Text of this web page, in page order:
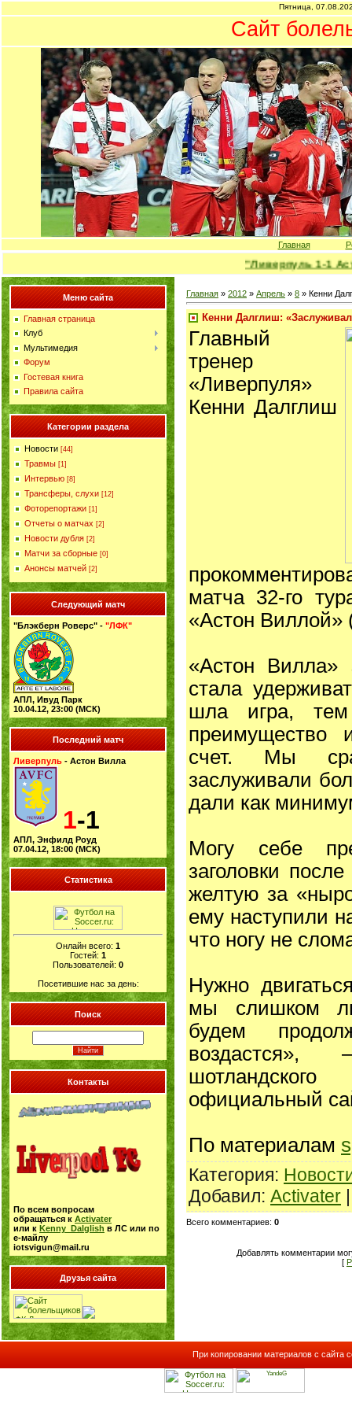
Пятница,
Сайт
Главная
"Ливерпуль 1-1
Меню сайта
Главная страница
Клуб
Мультимедия
Форум
Гостевая книга
Правила сайта
Категории раздела
Новости [44]
Травмы [1]
Интервью [8]
Трансферы, слухи [12]
Фоторепортажи [1]
Отчеты о матчах [2]
Новости дубля [2]
Матчи за сборные [0]
Анонсы матчей [2]
Следующий матч
"Блэкберн Роверс" - "ЛФК"
АПЛ, Ивуд Парк
10.04.12, 23:00 (МСК)
Последний матч
Ливерпуль - Астон Вилла
1-1
АПЛ, Энфилд Роуд
07.04.12, 18:00 (МСК)
Статистика
Онлайн всего: 1
Гостей: 1
Пользователей: 0
Посетившие нас за день:
Поиск
Контакты
По всем вопросам
обращаться к Activater
или к Kenny_Dalglish в ЛС или по
е-майлу
iotsvigun@mail.ru
Друзья сайта
Главная » 2012 » Апрель » 8 » Кенни
Кенни Далглиш:
Главный
тренер
«Ливерпуля»
Кенни Далглиш
матча 32-го
«Астон Виллой»
«Астон
стала
шла игра,
преимущество
счет. Мы
заслуживали
дали как
Могу себе
заголовки
желтую за
ему наступили
что ногу не
Нужно
мы слишком
будем
официальный
По материалам
Категория:
Добавил: Activater
Всего комментариев: 0
Добавлять комментарии
[
При копировании материалов с сайта